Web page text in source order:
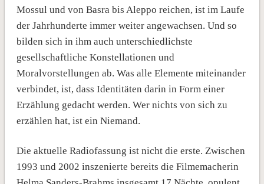
Mossul und von Basra bis Aleppo reichen, ist im Laufe
der Jahrhunderte immer weiter angewachsen. Und so
bilden sich in ihm auch unterschiedlichste
gesellschaftliche Konstellationen und
Moralvorstellungen ab. Was alle Elemente miteinander
verbindet, ist, dass Identitäten darin in Form einer
Erzählung gedacht werden. Wer nichts von sich zu
erzählen hat, ist ein Niemand.
Die aktuelle Radiofassung ist nicht die erste. Zwischen
1993 und 2002 inszenierte bereits die Filmemacherin